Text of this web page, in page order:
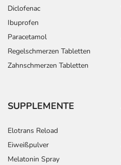
Diclofenac
Ibuprofen
Paracetamol
Regelschmerzen Tabletten
Zahnschmerzen Tabletten
SUPPLEMENTE
Elotrans Reload
Eiweißpulver
Melatonin Spray